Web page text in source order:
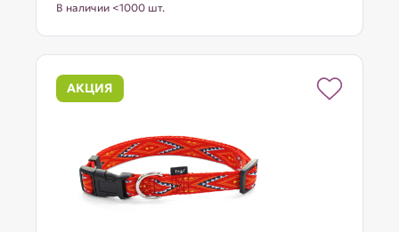
В наличии <1000 шт.
АКЦИЯ